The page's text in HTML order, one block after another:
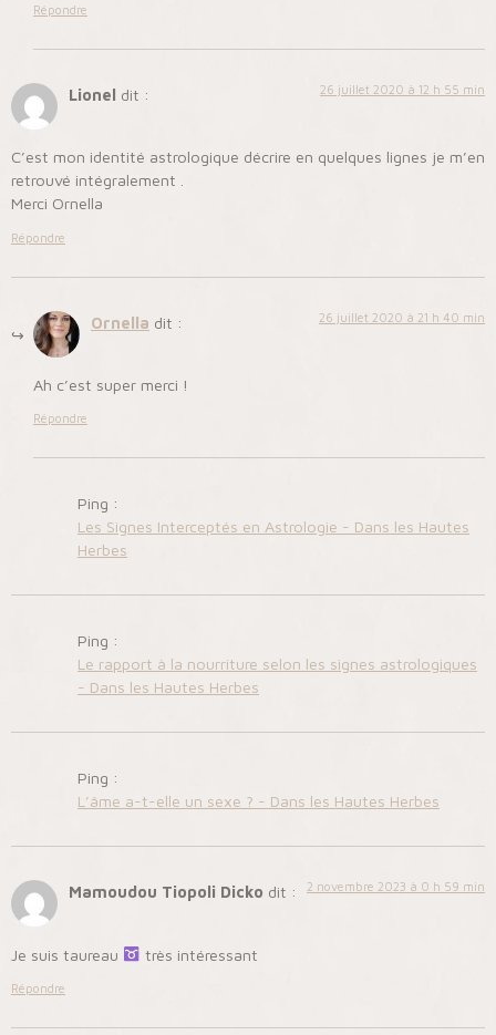
Répondre
Lionel dit : 26 juillet 2020 à 12 h 55 min
C’est mon identité astrologique décrire en quelques lignes je m’en
retrouvé intégralement .
Merci Ornella
Répondre
Ornella dit : 26 juillet 2020 à 21 h 40 min
Ah c’est super merci !
Répondre
Ping :
Les Signes Interceptés en Astrologie - Dans les Hautes
Herbes
Ping :
Le rapport à la nourriture selon les signes astrologiques
- Dans les Hautes Herbes
Ping :
L’âme a-t-elle un sexe ? - Dans les Hautes Herbes
Mamoudou Tiopoli Dicko dit : 2 novembre 2023 à 0 h 59 min
Je suis taureau très intéressant
Répondre